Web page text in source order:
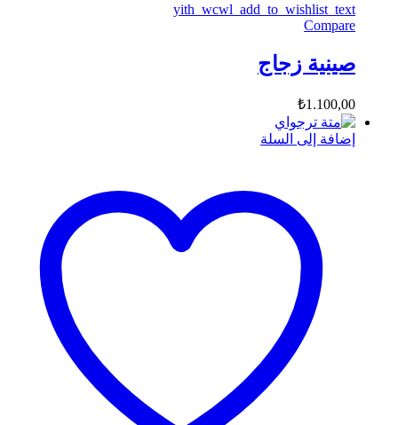
yith_wcwl_add_to_wishlist_text
Compare
صينية زجاج
₺1.100,00
إضافة إلى السلة